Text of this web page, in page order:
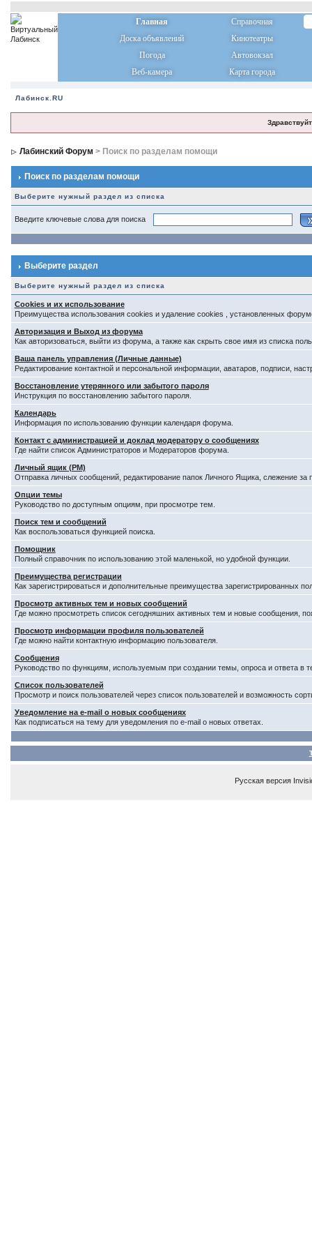
Главная
Справочная
Доска объявлений
Кинотеатры
Погода
Автовокзал
Веб-камера
Карта города
Лабинск.RU
Лабинский Форум > Поиск по разделам помощи
Поиск по разделам помощи
Выберите нужный раздел из списка
Введите ключевые слова для поиска
Выберите раздел
Выберите нужный раздел из списка
Cookies и их использование
Преимущества использования cookies и удаление cookies , установленных
Авторизация и Выход из форума
Как авторизоваться, выйти из форума, а также как скрыть свое имя из списка
Ваша панель управления (Личные данные)
Редактирование контактной и персональной информации, аватаров, подписи,
Восстановление утерянного или забытого пароля
Инструкция по восстановлению забытого пароля.
Календарь
Информация по использованию функции календаря форума.
Контакт с администрацией и доклад модератору о сообщениях
Где найти список Администраторов и Модераторов форума.
Личный ящик (PM)
Отправка личных сообщений, редактирование папок Личного Ящика, слежение
Опции темы
Руководство по доступным опциям, при просмотре тем.
Поиск тем и сообщений
Как воспользоваться функцией поиска.
Помощник
Полный справочник по использованию этой маленькой, но удобной функции.
Преимущества регистрации
Как зарегистрироваться и дополнительные преимущества зарегистрированных
Просмотр активных тем и новых сообщений
Где можно просмотреть список сегодняшних активных тем и новые сообщения,
Просмотр информации профиля пользователей
Где можно найти контактную информацию пользователя.
Сообщения
Руководство по функциям, используемым при создании темы, опроса и ответа в
Список пользователей
Просмотр и поиск пользователей через список пользователей и возможность
Уведомление на e-mail о новых сообщениях
Как подписаться на тему для уведомления по e-mail о новых ответах.
Русская версия